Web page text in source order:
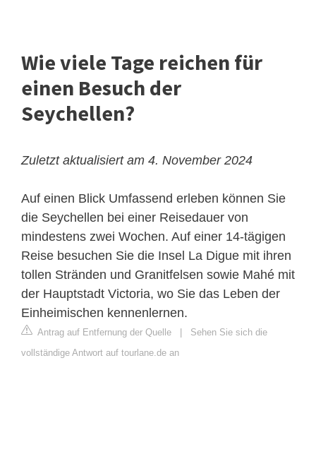
Wie viele Tage reichen für
einen Besuch der
Seychellen?
Zuletzt aktualisiert am 4. November 2024
Auf einen Blick Umfassend erleben können Sie
die Seychellen bei einer Reisedauer von
mindestens zwei Wochen. Auf einer 14-tägigen
Reise besuchen Sie die Insel La Digue mit ihren
tollen Stränden und Granitfelsen sowie Mahé mit
der Hauptstadt Victoria, wo Sie das Leben der
Einheimischen kennenlernen.
Antrag auf Entfernung der Quelle
Sehen Sie sich die
vollständige Antwort auf tourlane.de an